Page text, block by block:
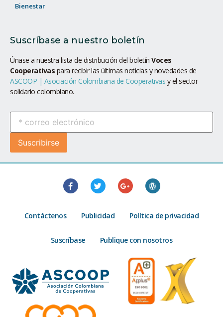
Bienestar
Suscríbase a nuestro boletín
Únase a nuestra lista de distribución del boletín Voces
Cooperativas para recibir las últimas noticias y novedades de
ASCOOP | Asociación Colombiana de Cooperativas y el sector
solidario colombiano.
Contáctenos Publicidad Política de privacidad
Suscríbase Publique con nosotros